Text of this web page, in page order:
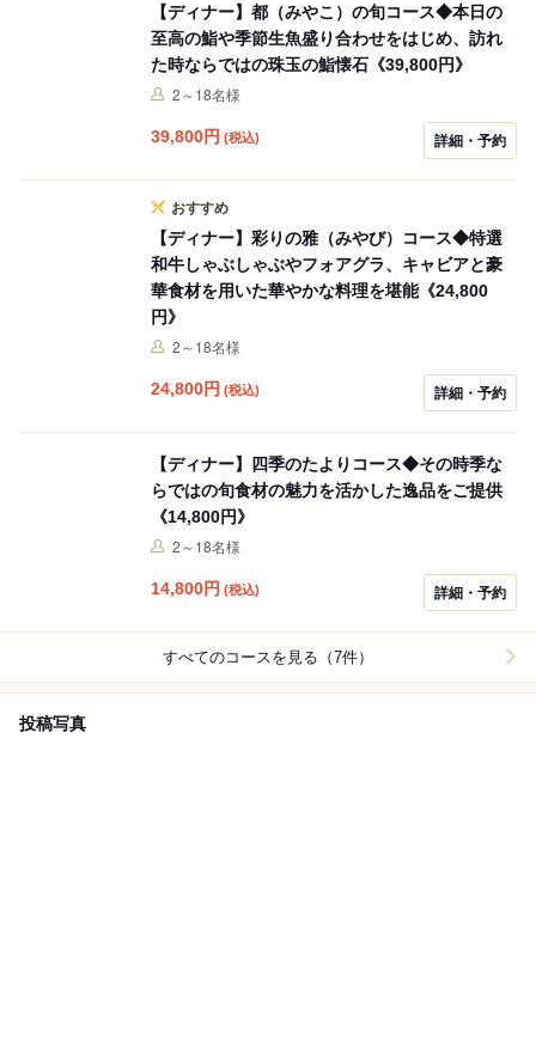
【ディナー】都（みやこ）の旬コース◆本日の
至高の鮨や季節生魚盛り合わせをはじめ、訪れ
た時ならではの珠玉の鮨懐石《39,800円》
2～18名様
39,800円 (税込) 詳細・予約
おすすめ
【ディナー】彩りの雅（みやび）コース◆特選
和牛しゃぶしゃぶやフォアグラ、キャビアと豪
華食材を用いた華やかな料理を堪能《24,800
円》
2～18名様
24,800円 (税込) 詳細・予約
【ディナー】四季のたよりコース◆その時季な
らではの旬食材の魅力を活かした逸品をご提供
《14,800円》
2～18名様
14,800円 (税込) 詳細・予約
すべてのコースを見る（7件）
投稿写真